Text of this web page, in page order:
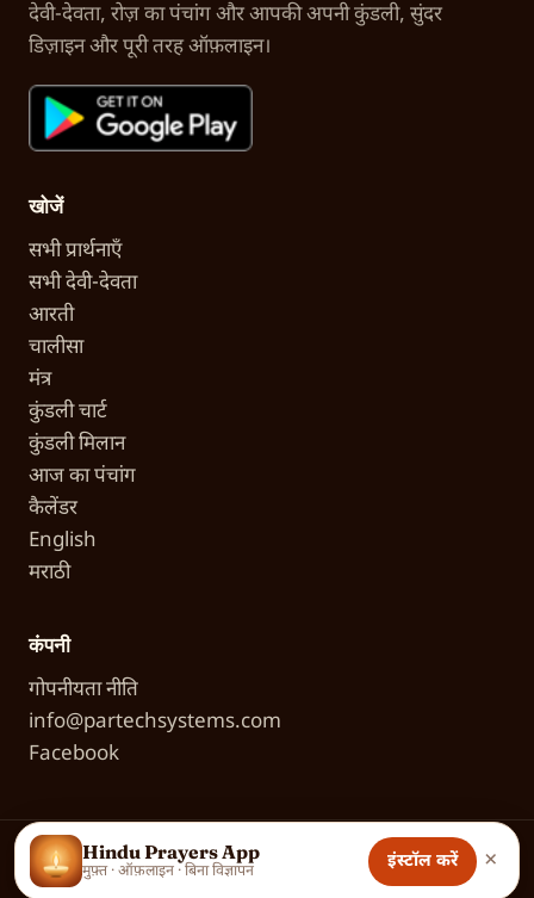
Hindu Prayers App
मुफ़्त · ऑफ़लाइन · बिना विज्ञापन इंस्टॉल करें ×
देवी-देवता, रोज़ का पंचांग और आपकी अपनी कुंडली, सुंदर
डिज़ाइन और पूरी तरह ऑफ़लाइन।
खोजें
सभी प्रार्थनाएँ
सभी देवी-देवता
आरती
चालीसा
मंत्र
कुंडली चार्ट
कुंडली मिलान
आज का पंचांग
कैलेंडर
English
मराठी
कंपनी
गोपनीयता नीति
info@partechsystems.com
Facebook
© 2026 Partech Systems. भक्तों के लिए स्नेह से बनाया गया।